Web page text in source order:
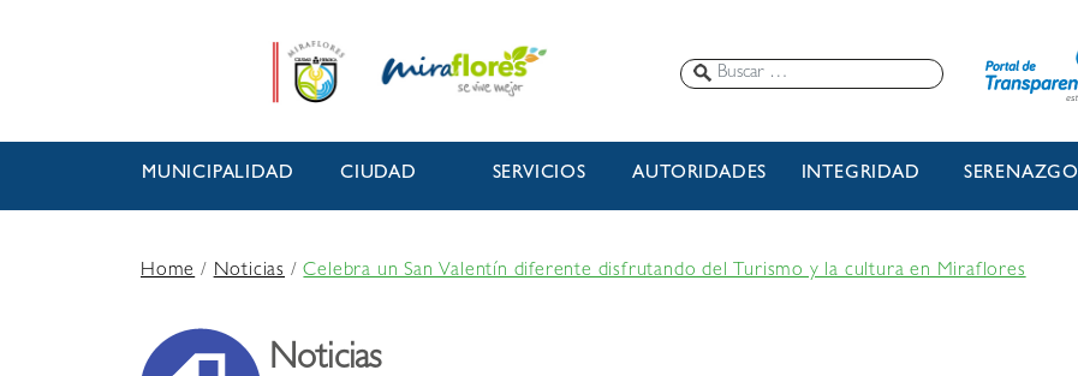
MUNICIPALIDAD CIUDAD SERVICIOS AUTORIDADES INTEGRIDAD SERENAZGO
Home/Noticias /Celebra un San Valentín diferente disfrutando del Turismo y la cultura en Miraflores
Noticias